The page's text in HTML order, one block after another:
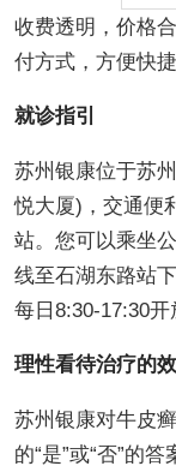
收费透明，价格
付方式，方便快捷
就诊指引
苏州银康位于苏
悦大厦)，交通便
站。您可以乘坐
线至石湖东路站
每日8:30-17:30开
理性看待治疗的
苏州银康对牛皮
的“是”或“否”的